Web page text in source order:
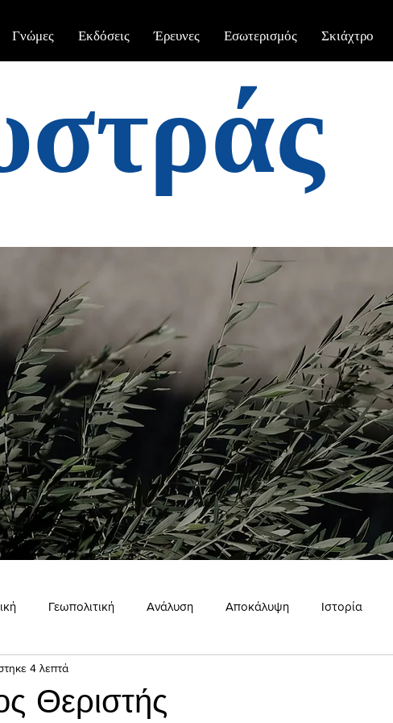
Γνώμες Εκδόσεις Έρευνες Εσωτερισμός Σκιάχτρο
Γεωπολιτική Ανάλυση Αποκάλυψη Ιστορία
Εσωτερισμός
Θεριστής
4 λεπτά